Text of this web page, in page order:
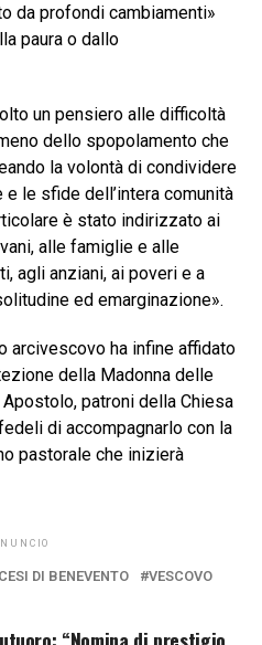
da profondi cambiamenti»
paura o dallo
un pensiero alle difficoltà
dello spopolamento che
la volontà di condividere
le sfide dell’intera comunità
è stato indirizzato ai
alle famiglie e alle
agli anziani, ai poveri e a
ed emarginazione».
arcivescovo ha infine affidato
della Madonna delle
patroni della Chiesa
di accompagnarlo con la
pastorale che inizierà
DI BENEVENTO VESCOVO